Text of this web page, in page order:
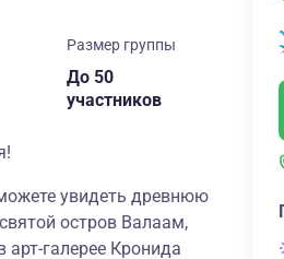
Размер группы
до 50
участников
увидеть древнюю
остров Валаам,
галерее Кронида